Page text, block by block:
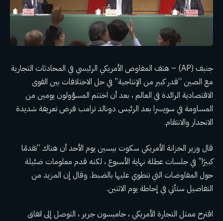
جنيف (AP) – هتف المفاوض الأمريكي الرئيسي في المحادثات التجارية
مع الصين “قدر كبير من الإنتاجية” في حل الاختلافات بين القوى
الاقتصادية الرائدة في العالم ، بعد أن اختتم المسؤولون يومين من
المساومة في سويسرا بعد الرئيس دونالد ترامب فرض تعريفة شديدة
الانحدار والانتقام.
قال وزير الخزانة الأمريكي سكوت بيسين يوم الأحد أن هناك “تقدمًا
كبيرًا” في جلسات عطلة نهاية الأسبوع ، لكنه قدم معلومات ضئيلة
حول المفاوضات التي تنطوي عليها بالضبط. وقال إن المزيد من
التفاصيل ستأتي في إحاطة يوم الاثنين.
اقترح ممثل التجارة الأمريكي ، جاميسون جرير ، التوصل إلى اتفاق